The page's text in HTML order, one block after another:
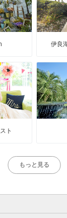
伊良
ト
もっと見る